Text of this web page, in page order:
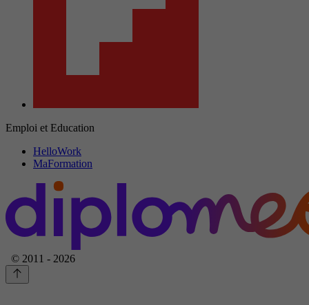
Emploi et Education
HelloWork
MaFormation
© 2011 - 2026